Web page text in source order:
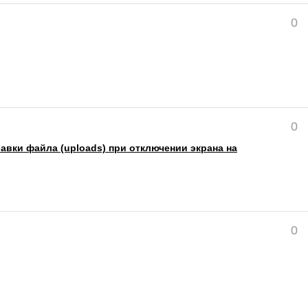
0
файла (uploads) при отключении экрана на
0
0